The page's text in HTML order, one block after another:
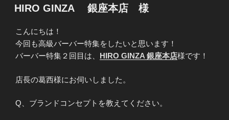
稿
日:
HIRO GINZA 銀座本店 様
こんにちは！
今回も高級バーバー特集をしたいと思います！
バーバー特集２回目は、 HIRO GINZA 銀座本店様です！
店長の葛西様にお伺いしました。
Q、ブランドコンセプトを教えてください。